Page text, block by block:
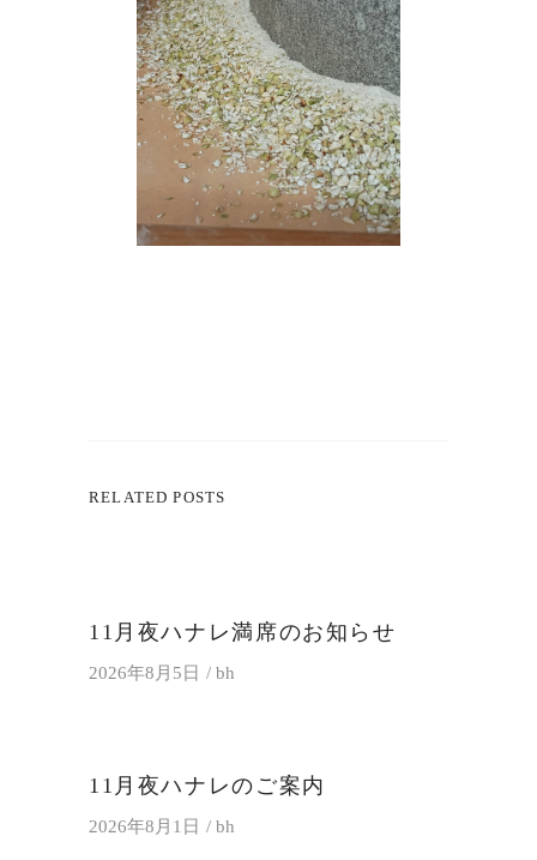
RELATED POSTS
11月夜ハナレ満席のお知らせ
2026年8月5日 bh
11月夜ハナレのご案内
2026年8月1日 bh